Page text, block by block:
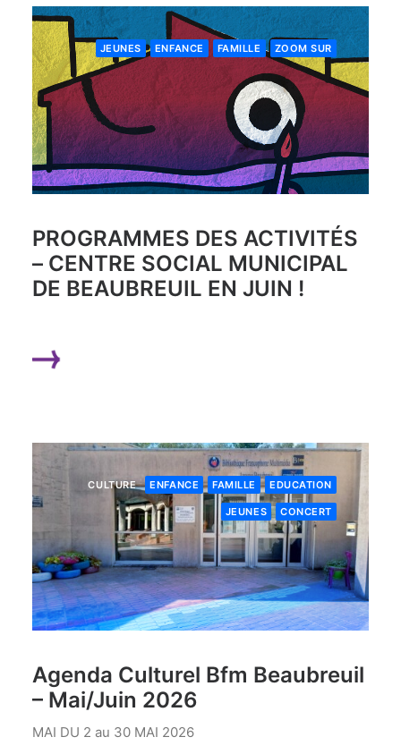
JEUNES ENFANCE FAMILLE ZOOM SUR
PROGRAMMES DES ACTIVITÉS
– CENTRE SOCIAL MUNICIPAL
DE BEAUBREUIL EN JUIN !
CULTURE ENFANCE FAMILLE EDUCATION
JEUNES CONCERT
Agenda Culturel Bfm Beaubreuil
– Mai/Juin 2026
MAI DU 2 au 30 MAI 2026